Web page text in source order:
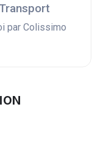
Transport
par Colissimo